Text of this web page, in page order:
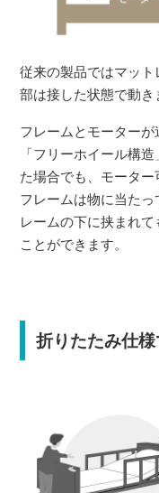
従来の製品ではマッ
部は接した状態で動き
フレームとモーター
「フリーホイール構
た場合でも、モーター
フレームは物に当た
レームの下に挟まれ
ことができます。
折りたたみ仕様